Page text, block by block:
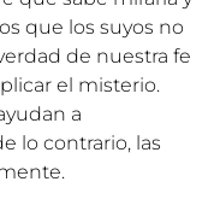
que los suyos no
de nuestra fe
el misterio.
a
lo contrario, las